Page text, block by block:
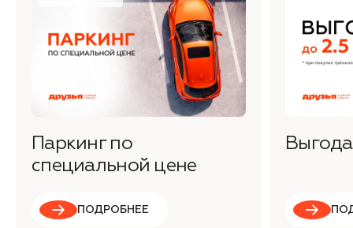
Паркинг по
специальной цене
ПОДРОБНЕЕ